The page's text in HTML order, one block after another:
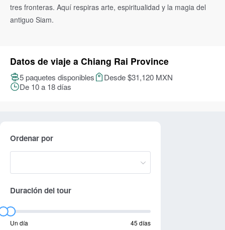
tres fronteras. Aquí respiras arte, espiritualidad y la magia del
antiguo Siam.
Datos de viaje a Chiang Rai Province
5 paquetes disponibles
Desde $31,120 MXN
De 10 a 18 días
Ordenar por
Duración del tour
Un día 45 días